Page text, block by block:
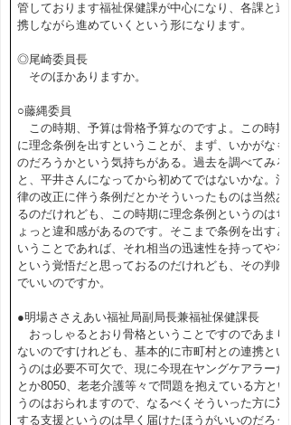
管しております福祉保健課が中心になり、各課と連
携しながら進めていくという形になります。
◎尾崎委員長
そのほかありますか。
○藤縄委員
この時期、予算は骨格予算なのですよ。この時期
に理念条例を出すということが、まず、いかがなも
のだろうかという気持ちがある。過去を調べてみる
と、平井さんになってから初めてではないかな。法
律の改正に伴う条例だとかそういったものは当然あ
るのだけれども、この時期に理念条例というのはち
ょっと違和感があるのです。そこまで条例を出すと
いうことであれば、それ相当の迅速性を持ってやる
という覚悟だと思っておるのだけれども、その判断
でいいのですか。
●明場ささえあい福祉局副局長兼福祉保健課長
おっしゃるとおり骨格ということですのであまり
ないのですけれども、基本的に市町村との連携とい
うのは必要不可欠で、現に今現在ヤングケアラーだ
とか8050、老老介護等々で問題を抱えている方とい
うのはおられますので、なるべくそういった方に対
する支援というのは早く届けたほうがいいのだろう